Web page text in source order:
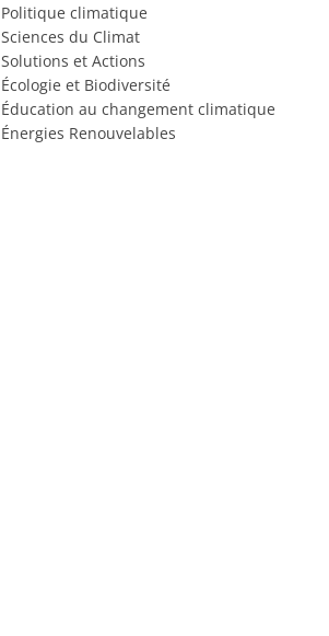
Politique climatique
Sciences du Climat
Solutions et Actions
Écologie et Biodiversité
Éducation au changement climatique
Énergies Renouvelables